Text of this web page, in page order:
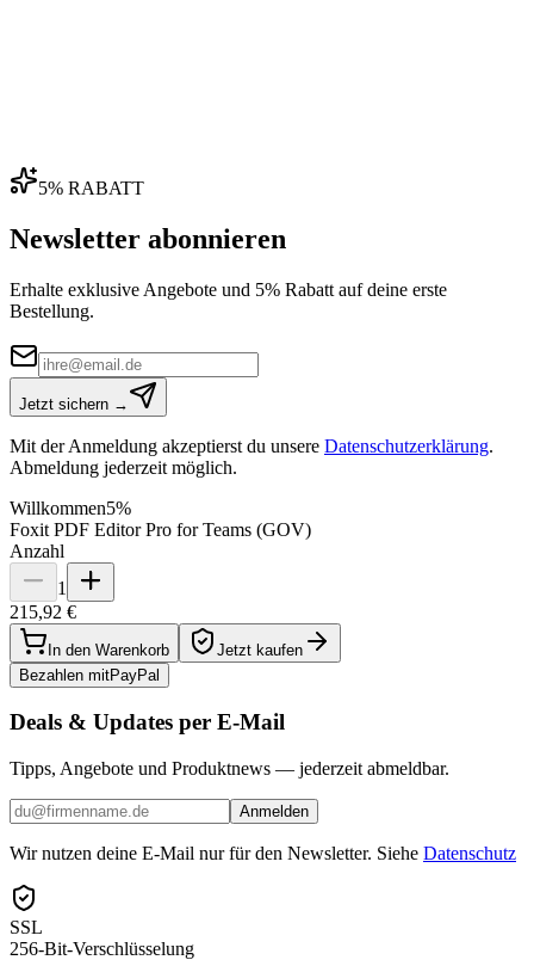
5% RABATT
Newsletter abonnieren
Erhalte exklusive Angebote und 5% Rabatt auf deine erste
Bestellung.
Jetzt sichern →
Mit der Anmeldung akzeptierst du unsere Datenschutzerklärung.
Abmeldung jederzeit möglich.
Willkommen5%
Foxit PDF Editor Pro for Teams (GOV)
Anzahl
1
215,92 €
In den Warenkorb
Jetzt kaufen
Bezahlen mitPayPal
Deals & Updates per E-Mail
Tipps, Angebote und Produktnews — jederzeit abmeldbar.
Anmelden
Wir nutzen deine E-Mail nur für den Newsletter. Siehe Datenschutz
SSL
256-Bit-Verschlüsselung